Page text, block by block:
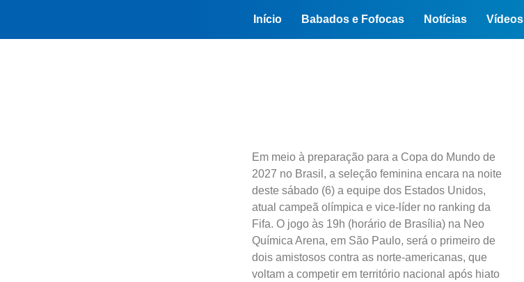
Início Babados e Fofocas Notícias Vídeos
Em meio à preparação para a Copa do Mundo de
2027 no Brasil, a seleção feminina encara na noite
deste sábado (6) a equipe dos Estados Unidos,
atual campeã olímpica e vice-líder no ranking da
Fifa. O jogo às 19h (horário de Brasília) na Neo
Química Arena, em São Paulo, será o primeiro de
dois amistosos contra as norte-americanas, que
voltam a competir em território nacional após hiato